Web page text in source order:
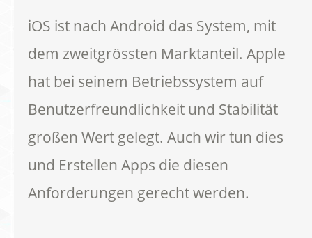
iOS ist nach Android das System, mit
dem zweitgrössten Marktanteil. Apple
hat bei seinem Betriebssystem auf
Benutzerfreundlichkeit und Stabilität
großen Wert gelegt. Auch wir tun dies
und Erstellen Apps die diesen
Anforderungen gerecht werden.